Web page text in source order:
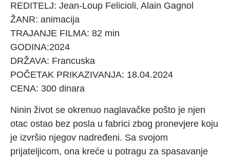
REDITELJ: Jean-Loup Felicioli, Alain Gagnol
ŽANR: animacija
TRAJANJE FILMA: 82 min
GODINA:2024
DRŽAVA: Francuska
POČETAK PRIKAZIVANJA: 18.04.2024
CENA: 300 dinara
Ninin život se okrenuo naglavačke pošto je njen
otac ostao bez posla u fabrici zbog pronevjere koju
je izvršio njegov nadređeni. Sa svojom
prijateljicom, ona kreće u potragu za spasavanje